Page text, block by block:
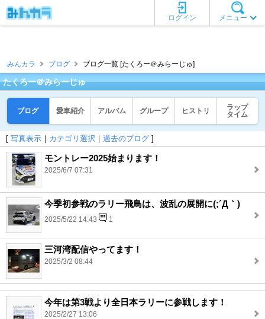
メニュー
ログイン
みんカラ ブログ ブログ一覧 [たくろー＠みらーじゅ]
たくろー＠みらーじゅ
ブログ 愛車紹介 アルバム グループ ヒストリ
ラップ
タイム
[ 写真表示 ｜ カテゴリ選択 ｜ 過去のブログ ]
モントレー2025始まります！
2025/6/7 07:31
今季初参戦のラリー飛鳥は、波乱の展開に(;´Д｀)
2025/5/22 14:43 1
三河湾配信やってます！
2025/3/2 08:44
今年は第3戦より全日本ラリーに参戦します！
2025/2/27 13:06